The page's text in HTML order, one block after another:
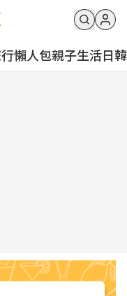
懶人包親子生活日韓